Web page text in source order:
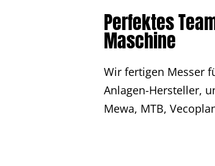
Perfektes
Maschine
Wir fertigen Messer
Anlagen-Hersteller,
Mewa, MTB,